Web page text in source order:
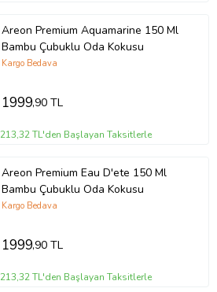
Areon Premium Aquamarine 150 Ml
Bambu Çubuklu Oda Kokusu
Kargo Bedava
1999,90 TL
213,32 TL'den Başlayan Taksitlerle
Areon Premium Eau D'ete 150 Ml
Bambu Çubuklu Oda Kokusu
Kargo Bedava
1999,90 TL
213,32 TL'den Başlayan Taksitlerle